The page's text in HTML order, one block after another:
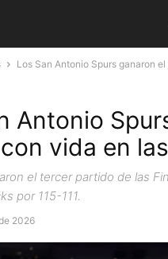
Los San Antonio Spurs ganaron
Antonio
vida en
el tercer partido de las
por 115-111.
2026